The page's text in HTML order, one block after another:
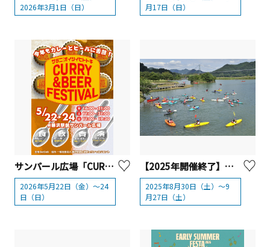
2026年3月1日（日）
月17日（日）
サンパール広場「CURRY＆BEER FESTIVAL in藤沢」【藤沢市】
2026年5月22日（金）～24
日（日）
【2025年開催終了】宮ヶ瀬湖カヌースクール（親水池カヌースクール）
2025年8月30日（土）～9
月27日（土）